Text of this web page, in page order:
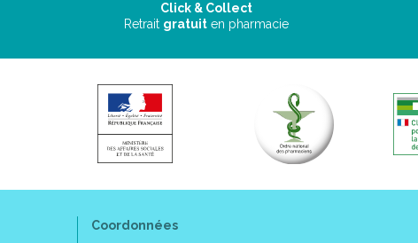
Click & Collect
Retrait gratuit en pharmacie
Coordonnées